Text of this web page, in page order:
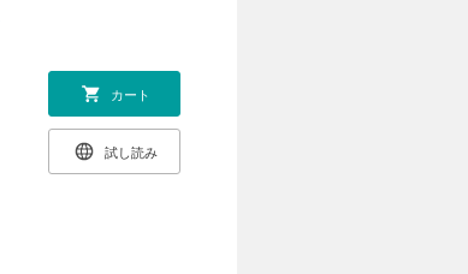
カート
試し読み